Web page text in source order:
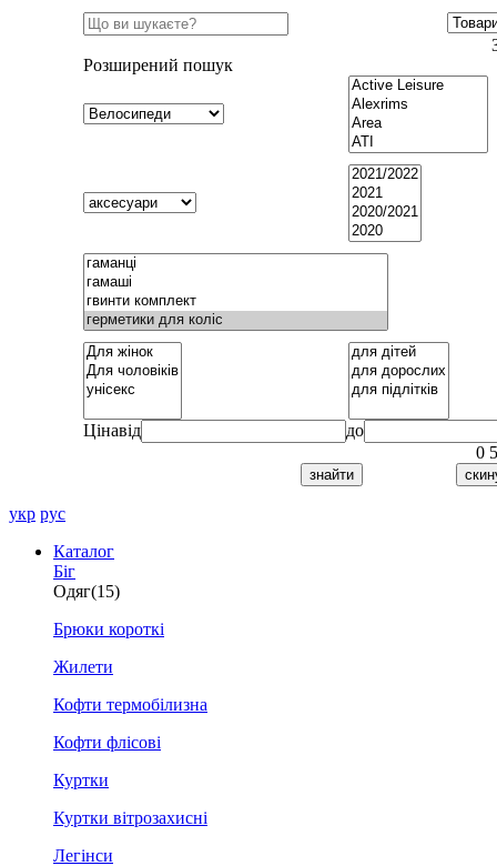
Розширений пошук
Цінавід
до
0
укр рус
Каталог
Біг
Одяг(15)
Брюки короткі
Жилети
Кофти термобілизна
Кофти флісові
Куртки
Куртки вітрозахисні
Легінси